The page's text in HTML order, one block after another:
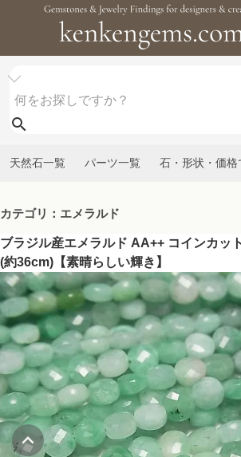
天然石一覧 パーツ一覧 石・形状・価格
カテゴリ：エメラルド
ブラジル産エメラルド AA++ コインカッ
(約36cm)【素晴らしい輝き】